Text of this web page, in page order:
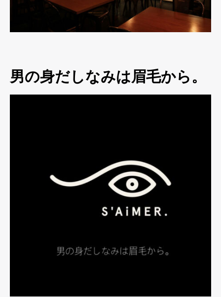
男の身だしなみは眉毛から。